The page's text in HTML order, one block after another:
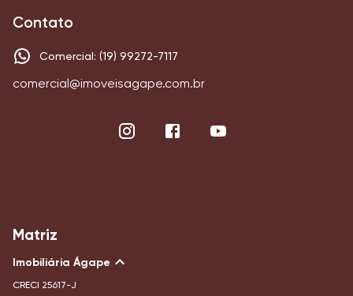
Contato
Comercial: (19) 99272-7117
comercial@imoveisagape.com.br
Matriz
Imobiliária Ágape
CRECI 25617-J